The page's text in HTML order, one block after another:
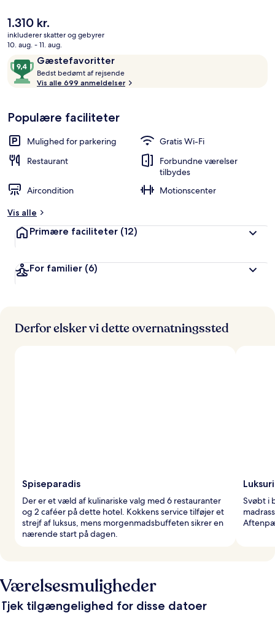
personale.
Den
nuværende
pris
1.310 kr.
1.310 kr.
inkluderer skatter og gebyrer
10. aug. - 11. aug.
AnmeldelserGæstefavoritter
9,4
ud
af
Gæstefavoritter
Bedst bedømt af rejsende
e
f
e
e
Vis alle 699 anmeldelser
Populære faciliteter
Mulighed for parkering
Gratis Wi-Fi
Restaurant
Forbundne værelser
tilbydes
Aircondition
Motionscenter
Vis alle
Primære faciliteter (12)
For familier (6)
Derfor elsker vi dette overnatningssted
Spiseparadis
Der er et væld af kulinariske valg med 6 restauranter
og 2 caféer på dette hotel. Kokkens service tilføjer et
strejf af luksus, mens morgenmadsbuffeten sikrer en
nærende start på dagen.
Svøbt i
Værelsesmuligheder
Tjek tilgængelighed for disse datoer